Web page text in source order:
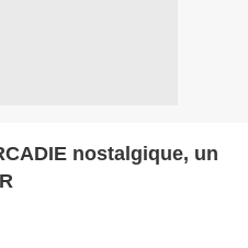
nostalgique, un